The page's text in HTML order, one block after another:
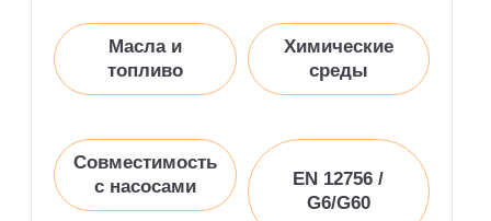
Масла и
топливо
Химические
среды
Совместимость
с насосами
EN 12756 /
G6/G60